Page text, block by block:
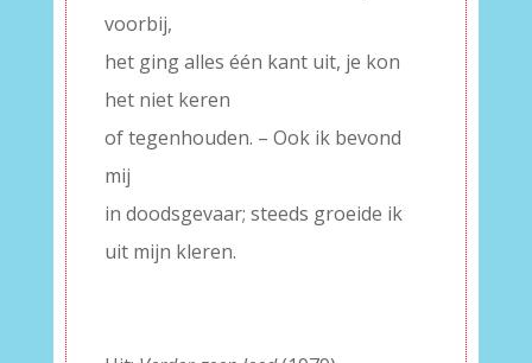
voorbij,
het ging alles één kant uit, je kon
het niet keren
of tegenhouden. – Ook ik bevond
mij
in doodsgevaar; steeds groeide ik
uit mijn kleren.